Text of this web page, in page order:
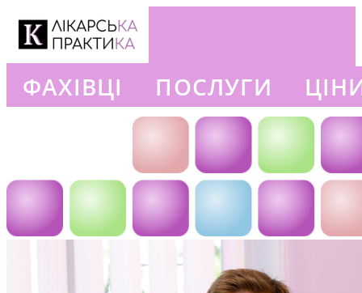
ФАХІВЦІ ПОСЛУГИ
+380663777302